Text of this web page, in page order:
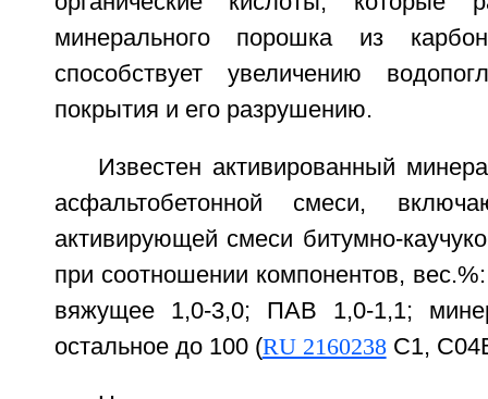
минерального порошка из
способствует увеличению
покрытия и его разрушению.
Известен активированный
асфальтобетонной смеси,
активирующей смеси битумно-
при соотношении компонентов,
вяжущее 1,0-3,0; ПАВ 1,0-1,1;
остальное до 100 (RU 2160238C1,